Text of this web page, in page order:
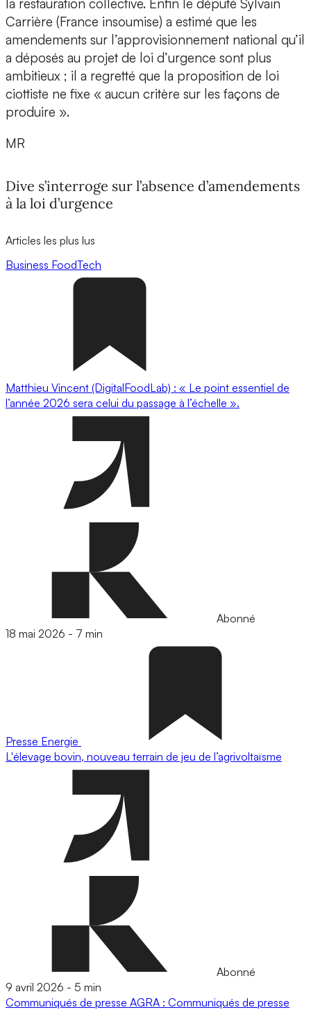
la restauration collective. Enfin le député Sylvain
Carrière (France insoumise) a estimé que les
amendements sur l’approvisionnement national qu’il
a déposés au projet de loi d’urgence sont plus
ambitieux ; il a regretté que la proposition de loi
ciottiste ne fixe « aucun critère sur les façons de
produire ».
MR
Dive s’interroge sur l’absence d’amendements
à la loi d’urgence
Articles les plus lus
Business FoodTech
Matthieu Vincent (DigitalFoodLab) : « Le point essentiel de
l’année 2026 sera celui du passage à l’échelle ».
Abonné
18 mai 2026 - 7 min
Presse Energie
L'élevage bovin, nouveau terrain de jeu de l’agrivoltaïsme
Abonné
9 avril 2026 - 5 min
Communiqués de presse AGRA : Communiqués de presse